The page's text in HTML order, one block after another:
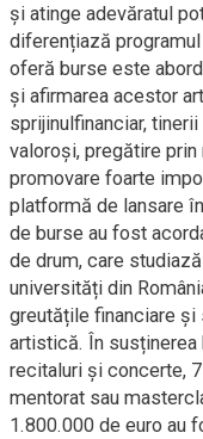
și atinge adevăratul
diferențiază
oferă burse este
și afirmarea acestor
sprijinulfinanciar,
valoroși, pregătire
promovare foarte
platformă de lansare
de burse au fost
de drum, care
universități din
greutățile financiare
artistică. În susținerea
recitaluri și concerte,
mentorat sau
1.800.000 de euro au